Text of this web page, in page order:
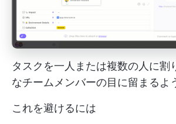
タスクを一人または複数の人に割
なチームメンバーの目に留まるよ
これを避けるには